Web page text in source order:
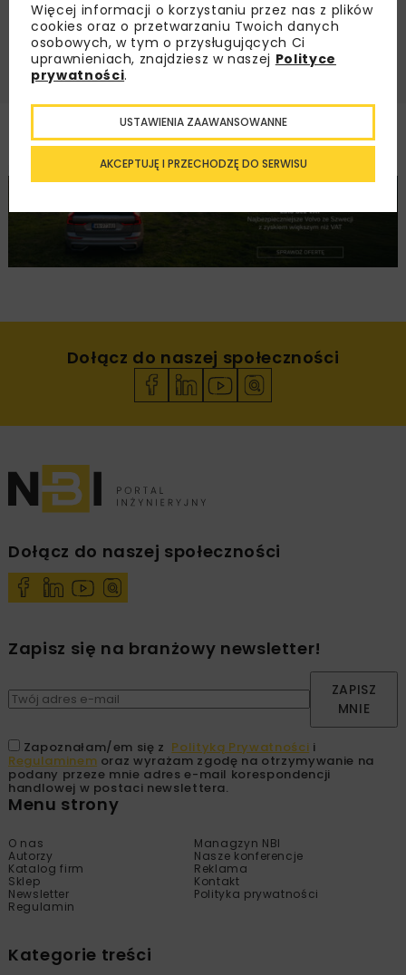
ZAPISZ MNIE
Dołącz do naszej społeczności
Dołącz do naszej społeczności
Zapisz się na branżowy newsletter!
ZAPISZ
MNIE
Zapoznałam/em się z Polityką Prywatności i
Regulaminem oraz wyrażam zgodę na otrzymywanie na
podany przeze mnie adres e-mail korespondencji
handlowej w postaci newslettera.
Menu strony
O nas
Managzyn NBI
Autorzy
Nasze konferencje
Katalog firm
Reklama
Sklep
Kontakt
Newsletter
Polityka prywatności
Regulamin
Kategorie treści
Więcej informacji o korzystaniu przez nas z plików
cookies oraz o przetwarzaniu Twoich danych
osobowych, w tym o przysługujących Ci
uprawnieniach, znajdziesz w naszej Polityce
prywatności.
AKCEPTUJĘ I PRZECHODZĘ DO SERWISU
USTAWIENIA ZAAWANSOWANNE